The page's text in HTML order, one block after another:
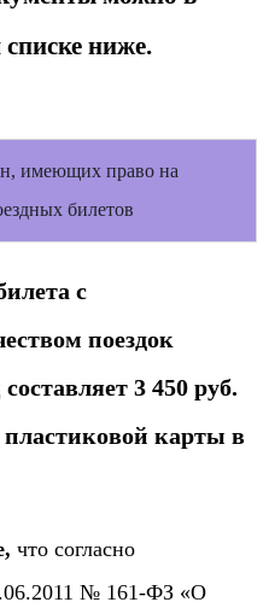
ниже.
имеющих право на
билетов
с
поездок
3 450 руб.
карты в
что согласно
№ 161-ФЗ «О